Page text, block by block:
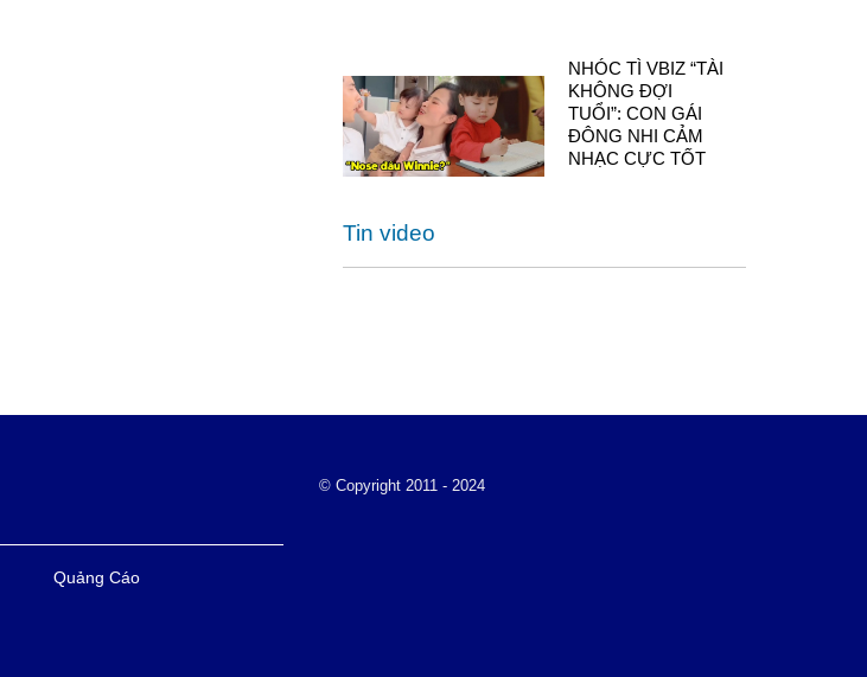
NHÓC TÌ VBIZ “TÀI
KHÔNG ĐỢI
TUỔI”: CON GÁI
ĐÔNG NHI CẢM
NHẠC CỰC TỐT
Tin video
Quảng Cáo
© Copyright 2011 - 2024